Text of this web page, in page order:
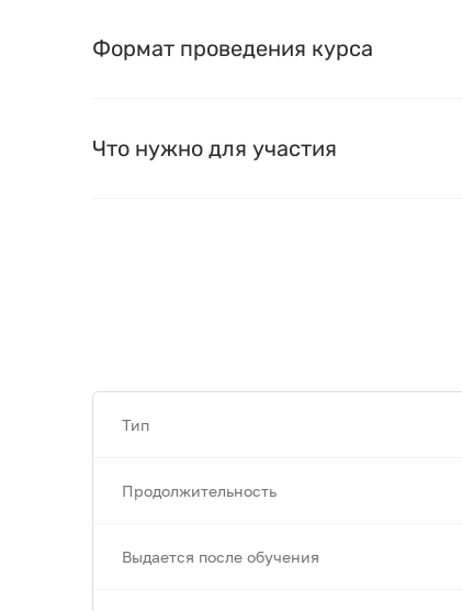
Формат проведения курса
Что нужно для участия
Тип
Продолжительность
Выдается после обучения